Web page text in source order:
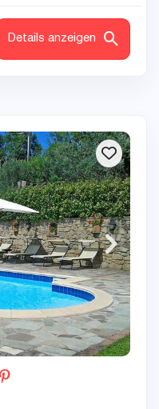
Details anzeigen